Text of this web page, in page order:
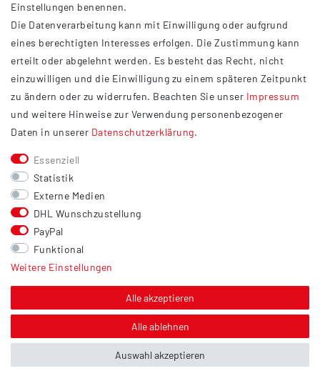
AGB
Impressum
Datenschutzerklärung
Widerrufsrecht
Barrierefreiheit
Service
Kontakt
Versand
Zahlung
Vertrag widerrufen
Sonstiges
Hinweis zur Entsorgung von Altbatterien & Altöl
Über uns
Einstellungen benennen.
Die Datenverarbeitung kann mit Einwilligung oder aufgrund
eines berechtigten Interesses erfolgen. Die Zustimmung kann
erteilt oder abgelehnt werden. Es besteht das Recht, nicht
einzuwilligen und die Einwilligung zu einem späteren Zeitpunkt
zu ändern oder zu widerrufen. Beachten Sie unser Impressum
und weitere Hinweise zur Verwendung personenbezogener
Daten in unserer Daten­schutz­erklärung.
Essenziell
Statistik
Externe Medien
DHL Wunschzustellung
PayPal
Funktional
Weitere Einstellungen
Alle akzeptieren
Alle ablehnen
Auswahl akzeptieren